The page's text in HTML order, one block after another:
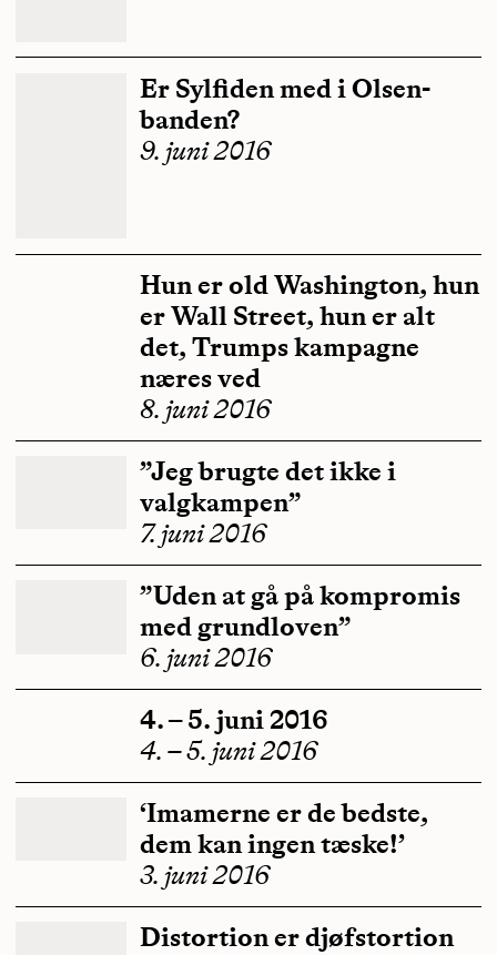
Er Sylfiden med i Olsen-
banden?
9. juni 2016
Hun er old Washington, hun
er Wall Street, hun er alt
det, Trumps kampagne
næres ved
8. juni 2016
”Jeg brugte det ikke i
valgkampen”
7. juni 2016
”Uden at gå på kompromis
med grundloven”
6. juni 2016
4. – 5. juni 2016
4. – 5. juni 2016
‘Imamerne er de bedste,
dem kan ingen tæske!’
3. juni 2016
Distortion er djøfstortion